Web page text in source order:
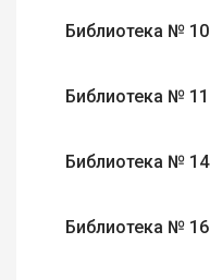
Библиотека № 10
Библиотека № 11
Библиотека № 14
Библиотека № 16